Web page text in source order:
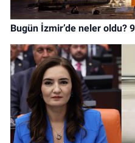
Bugün İzmir’de neler oldu?